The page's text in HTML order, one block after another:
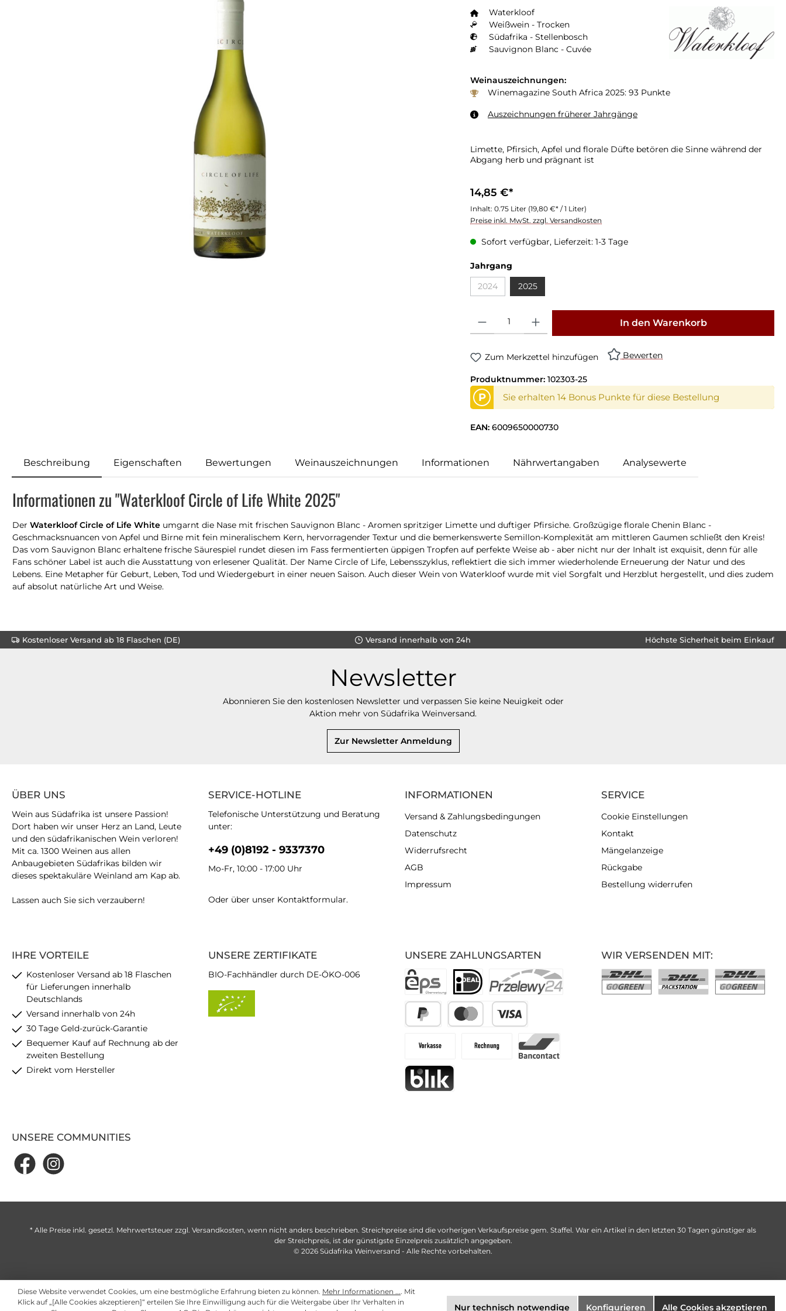
Waterkloof
Weißwein - Trocken
Südafrika - Stellenbosch
Sauvignon Blanc - Cuvée
Weinauszeichnungen:
Winemagazine South Africa 2025: 93 Punkte
Auszeichnungen früherer Jahrgänge
Limette, Pfirsich, Apfel und florale Düfte betören die Sinne während der
Abgang herb und prägnant ist
14,85 €*
Inhalt: 0.75 Liter (19,80 €* / 1 Liter)
Preise inkl. MwSt. zzgl. Versandkosten
Sofort verfügbar, Lieferzeit: 1-3 Tage
Jahrgang
2024(Diese Option ist zurzeit nicht verfügbar.)
2025
In den Warenkorb
Zum Merkzettel hinzufügen Bewerten
Produktnummer: 102303-25
P Sie erhalten 14 Bonus Punkte für diese Bestellung
EAN: 6009650000730
Beschreibung Eigenschaften Bewertungen Weinauszeichnungen Informationen Nährwertangaben Analysewerte
Informationen zu "Waterkloof Circle of Life White 2025"
Der Waterkloof Circle of Life White umgarnt die Nase mit frischen Sauvignon Blanc - Aromen spritziger Limette und duftiger Pfirsiche. Großzügige florale Chenin Blanc -
Geschmacksnuancen von Apfel und Birne mit fein mineralischem Kern, hervorragender Textur und die bemerkenswerte Semillon-Komplexität am mittleren Gaumen schließt den Kreis!
Das vom Sauvignon Blanc erhaltene frische Säurespiel rundet diesen im Fass fermentierten üppigen Tropfen auf perfekte Weise ab - aber nicht nur der Inhalt ist exquisit, denn für alle
Fans schöner Label ist auch die Ausstattung von erlesener Qualität. Der Name Circle of Life, Lebensszyklus, reflektiert die sich immer wiederholende Erneuerung der Natur und des
Lebens. Eine Metapher für Geburt, Leben, Tod und Wiedergeburt in einer neuen Saison. Auch dieser Wein von Waterkloof wurde mit viel Sorgfalt und Herzblut hergestellt, und dies zudem
auf absolut natürliche Art und Weise.
Kostenloser Versand ab 18 Flaschen (DE) Versand innerhalb von 24h Höchste Sicherheit beim Einkauf
Newsletter
Abonnieren Sie den kostenlosen Newsletter und verpassen Sie keine Neuigkeit oder
Aktion mehr von Südafrika Weinversand.
Zur Newsletter Anmeldung
SERVICE-HOTLINE
Telefonische Unterstützung und Beratung
unter:
+49 (0)8192 - 9337370
Mo-Fr, 10:00 - 17:00 Uhr
Oder über unser Kontaktformular.
IHRE VORTEILE
Kostenloser Versand ab 18 Flaschen
für Lieferungen innerhalb
Deutschlands
Versand innerhalb von 24h
30 Tage Geld-zurück-Garantie
Bequemer Kauf auf Rechnung ab der
zweiten Bestellung
Direkt vom Hersteller
UNSERE ZAHLUNGSARTEN
ÜBER UNS
Wein aus Südafrika ist unsere Passion!
Dort haben wir unser Herz an Land, Leute
und den südafrikanischen Wein verloren!
Mit ca. 1300 Weinen aus allen
Anbaugebieten Südafrikas bilden wir
dieses spektakuläre Weinland am Kap ab.
Lassen auch Sie sich verzaubern!
UNSERE ZERTIFIKATE
BIO-Fachhändler durch DE-ÖKO-006
INFORMATIONEN
Versand & Zahlungsbedingungen
Datenschutz
Widerrufsrecht
AGB
Impressum
SERVICE
Cookie Einstellungen
Kontakt
Mängelanzeige
Rückgabe
Bestellung widerrufen
UNSERE COMMUNITIES
WIR VERSENDEN MIT:
* Alle Preise inkl. gesetzl. Mehrwertsteuer zzgl. Versandkosten, wenn nicht anders beschrieben. Streichpreise sind die vorherigen Verkaufspreise gem. Staffel. War ein Artikel in den letzten 30 Tagen günstiger als
der Streichpreis, ist der günstigste Einzelpreis zusätzlich angegeben.
© 2026 Südafrika Weinversand - Alle Rechte vorbehalten.
Diese Website verwendet Cookies, um eine bestmögliche Erfahrung bieten zu können. Mehr Informationen .... Mit
Klick auf „[Alle Cookies akzeptieren]“ erteilen Sie Ihre Einwilligung auch für die Weitergabe über Ihr Verhalten in
Nur technisch notwendige Konfigurieren Alle Cookies akzeptieren